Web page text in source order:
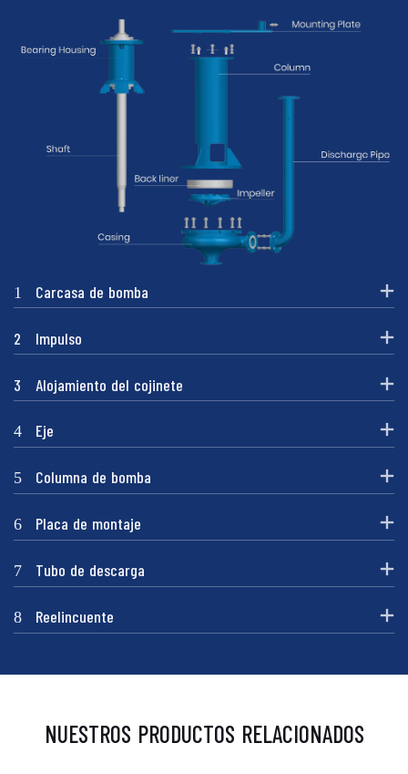
1 Carcasa de bomba
2 Impulso
3 Alojamiento del cojinete
4 Eje
5 Columna de bomba
6 Placa de montaje
7 Tubo de descarga
8 Reelincuente
NUESTROS PRODUCTOS RELACIONADOS